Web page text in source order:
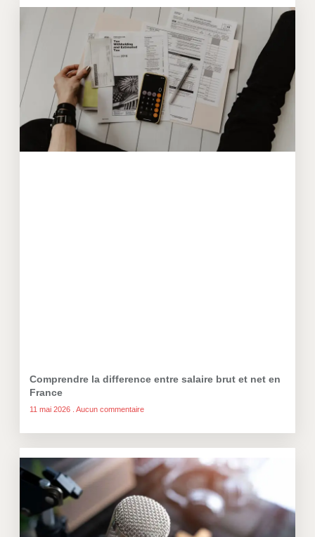
Comprendre la difference entre salaire brut et net en
France
11 mai 2026 Aucun commentaire